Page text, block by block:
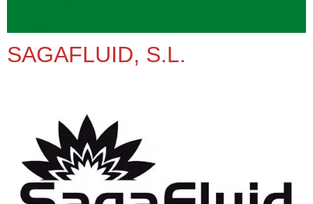
SAGAFLUID, S.L.